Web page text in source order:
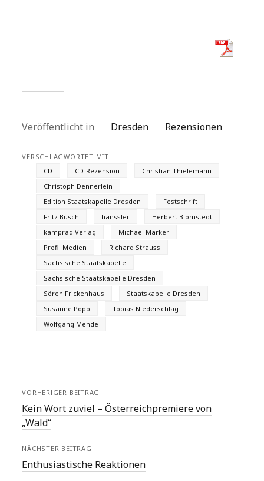
Veröffentlicht in Dresden Rezensionen
VERSCHLAGWORTET MIT
CD
CD-Rezension
Christian Thielemann
Christoph Dennerlein
Edition Staatskapelle Dresden
Festschrift
Fritz Busch
hänssler
Herbert Blomstedt
kamprad Verlag
Michael Märker
Profil Medien
Richard Strauss
Sächsische Staatskapelle
Sächsische Staatskapelle Dresden
Sören Frickenhaus
Staatskapelle Dresden
Susanne Popp
Tobias Niederschlag
Wolfgang Mende
VORHERIGER BEITRAG
Kein Wort zuviel – Österreichpremiere von
„Wald“
NÄCHSTER BEITRAG
Enthusiastische Reaktionen